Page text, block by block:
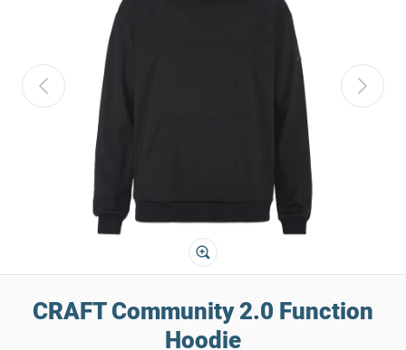
CRAFT Community 2.0 Function
Hoodie